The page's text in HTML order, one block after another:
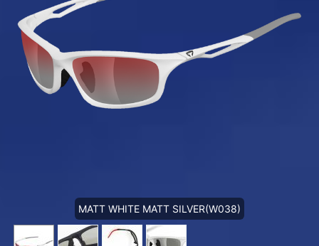
MATT WHITE MATT SILVER(W038)